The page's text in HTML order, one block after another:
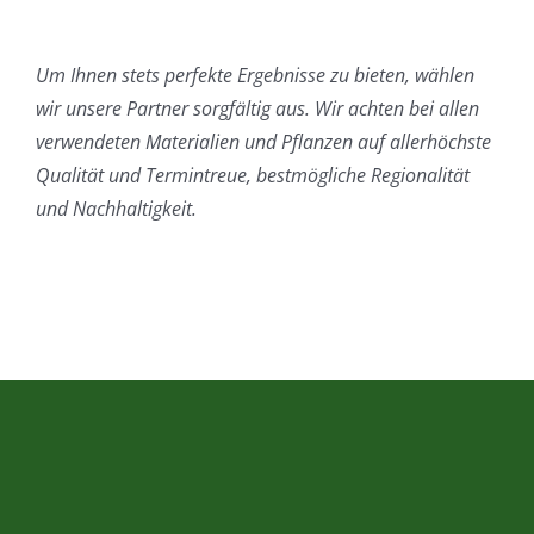
Um Ihnen stets perfekte Ergebnisse zu bieten, wählen
wir unsere Partner sorgfältig aus. Wir achten bei allen
verwendeten Materialien und Pflanzen auf allerhöchste
Qualität und Termintreue, bestmögliche Regionalität
und Nachhaltigkeit.